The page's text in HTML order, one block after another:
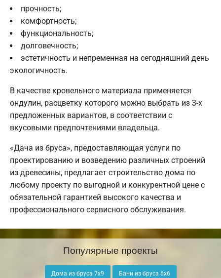
прочность;
комфортность;
функциональность;
долговечность;
эстетичность и непременная на сегодняшний день
экологичность.
В качестве кровельного материала применяется
ондулин, расцветку которого можно выбрать из 3-х
предложенных вариантов, в соответствии с
вкусовыми предпочтениями владельца.
«Дача из бруса», предоставляющая услуги по
проектированию и возведению различных строений
из древесины, предлагает строительство дома по
любому проекту по выгодной и конкурентной цене с
обязательной гарантией высокого качества и
профессионального сервисного обслуживания.
Популярные проекты
Дома из бруса 7х9 Бани из бруса 6х6